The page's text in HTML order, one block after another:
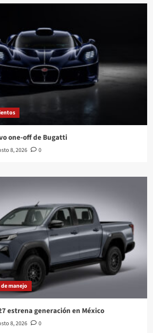
one-off de Bugatti
8, 2026 0
manejo
estrena generación en México
8, 2026 0